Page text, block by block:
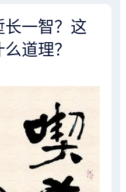
长一智？这
道理？